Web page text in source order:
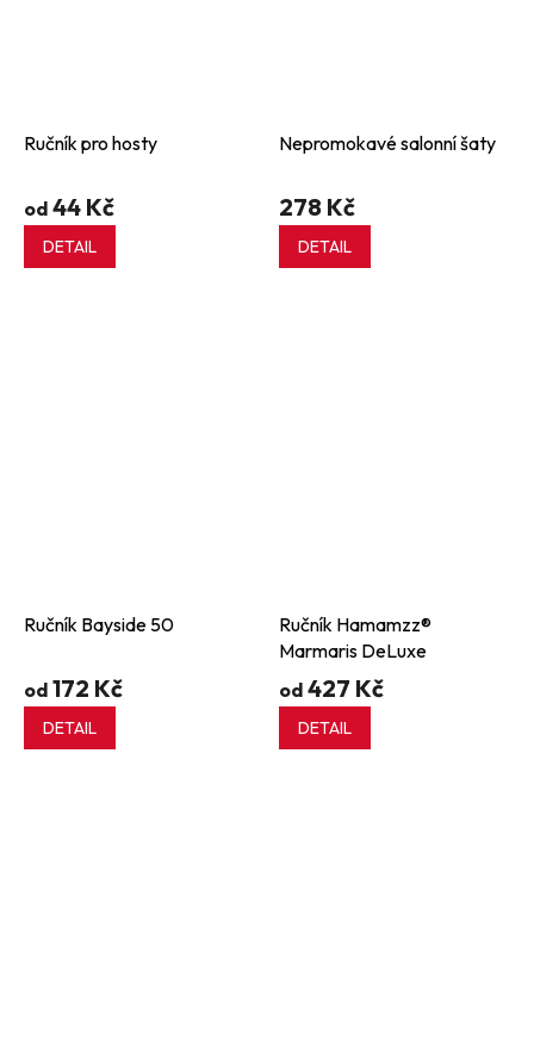
Ručník pro hosty
od 44 Kč
DETAIL
Nepromokavé salonní šaty
278 Kč
DETAIL
Ručník Bayside 50
od 172 Kč
DETAIL
Ručník Hamamzz®
Marmaris DeLuxe
od 427 Kč
DETAIL